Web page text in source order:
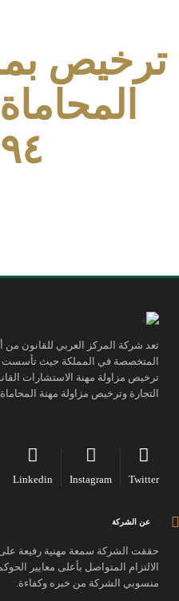
ترخيص
تعد شركة المركز العربي للقانون من
التجارة وترخيص مزاولة مهنة المحاماة رقم (197/26) وتاريخ
Twitter
Instagram
Linkedin
عن الشركة
حققت الشركة سمعة مهنية رفيعة على
الالتزام المتواصل بأعلى معايير
منسوبي الشركة من خبره وكفاءة.